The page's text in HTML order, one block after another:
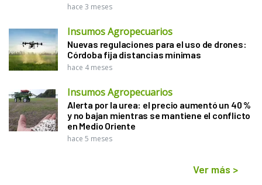
hace 3 meses
Insumos Agropecuarios
Nuevas regulaciones para el uso de drones:
Córdoba fija distancias mínimas
hace 4 meses
Insumos Agropecuarios
Alerta por la urea: el precio aumentó un 40 %
y no bajan mientras se mantiene el conflicto
en Medio Oriente
hace 5 meses
Ver más >